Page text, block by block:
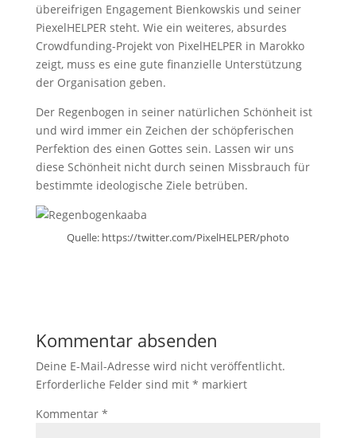
übereifrigen Engagement Bienkowskis und seiner
PiexelHELPER steht. Wie ein weiteres, absurdes
Crowdfunding-Projekt von PixelHELPER in Marokko
zeigt, muss es eine gute finanzielle Unterstützung
der Organisation geben.
Der Regenbogen in seiner natürlichen Schönheit ist
und wird immer ein Zeichen der schöpferischen
Perfektion des einen Gottes sein. Lassen wir uns
diese Schönheit nicht durch seinen Missbrauch für
bestimmte ideologische Ziele betrüben.
Quelle: https://twitter.com/PixelHELPER/photo
Kommentar absenden
Deine E-Mail-Adresse wird nicht veröffentlicht.
Erforderliche Felder sind mit * markiert
Kommentar *